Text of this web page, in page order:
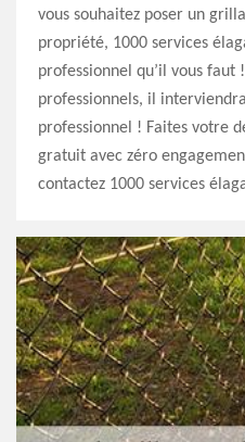
vous souhaitez poser un
propriété, 1000 services
professionnel qu’il vous faut
professionnels, il
professionnel ! Faites votre
gratuit avec zéro
contactez 1000 services